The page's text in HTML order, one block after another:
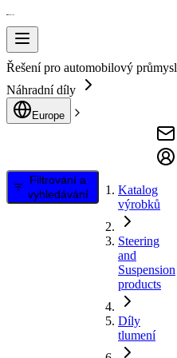
Řešení pro automobilový průmysl
Náhradní díly
Europe
Filtrování a
vyhledávání
Katalog
výrobků
Steering
and
Suspension
products
Díly
tlumení